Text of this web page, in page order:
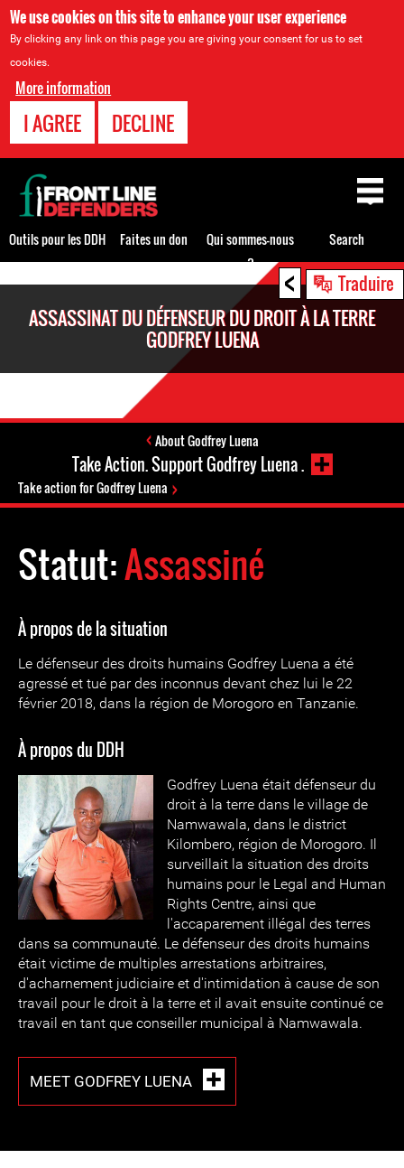
We use cookies on this site to enhance your user experience
By clicking any link on this page you are giving your consent for us to set
cookies.
More information
I AGREE DECLINE
< Traduire
ASSASSINAT DU DÉFENSEUR DU DROIT À LA TERRE
GODFREY LUENA
About Godfrey Luena
Take Action. Support Godfrey Luena .
Take action for Godfrey Luena
Statut:Assassiné
À propos de la situation
Le défenseur des droits humains Godfrey Luena a été
agressé et tué par des inconnus devant chez lui le 22
février 2018, dans la région de Morogoro en Tanzanie.
À propos du DDH
Godfrey Luena était défenseur du
droit à la terre dans le village de
Namwawala, dans le district
Kilombero, région de Morogoro. Il
surveillait la situation des droits
humains pour le Legal and Human
Rights Centre, ainsi que
l'accaparement illégal des terres
dans sa communauté. Le défenseur des droits humains
était victime de multiples arrestations arbitraires,
d'acharnement judiciaire et d'intimidation à cause de son
travail pour le droit à la terre et il avait ensuite continué ce
travail en tant que conseiller municipal à Namwawala.
MEET GODFREY LUENA
Back
to
top
Outils pour les DDH Faites un don
Qui sommes-nous
?
Search